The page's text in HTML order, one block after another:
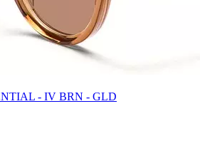
- IV BRN - GLD